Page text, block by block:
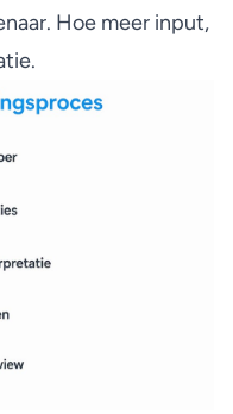
Hoe meer input,